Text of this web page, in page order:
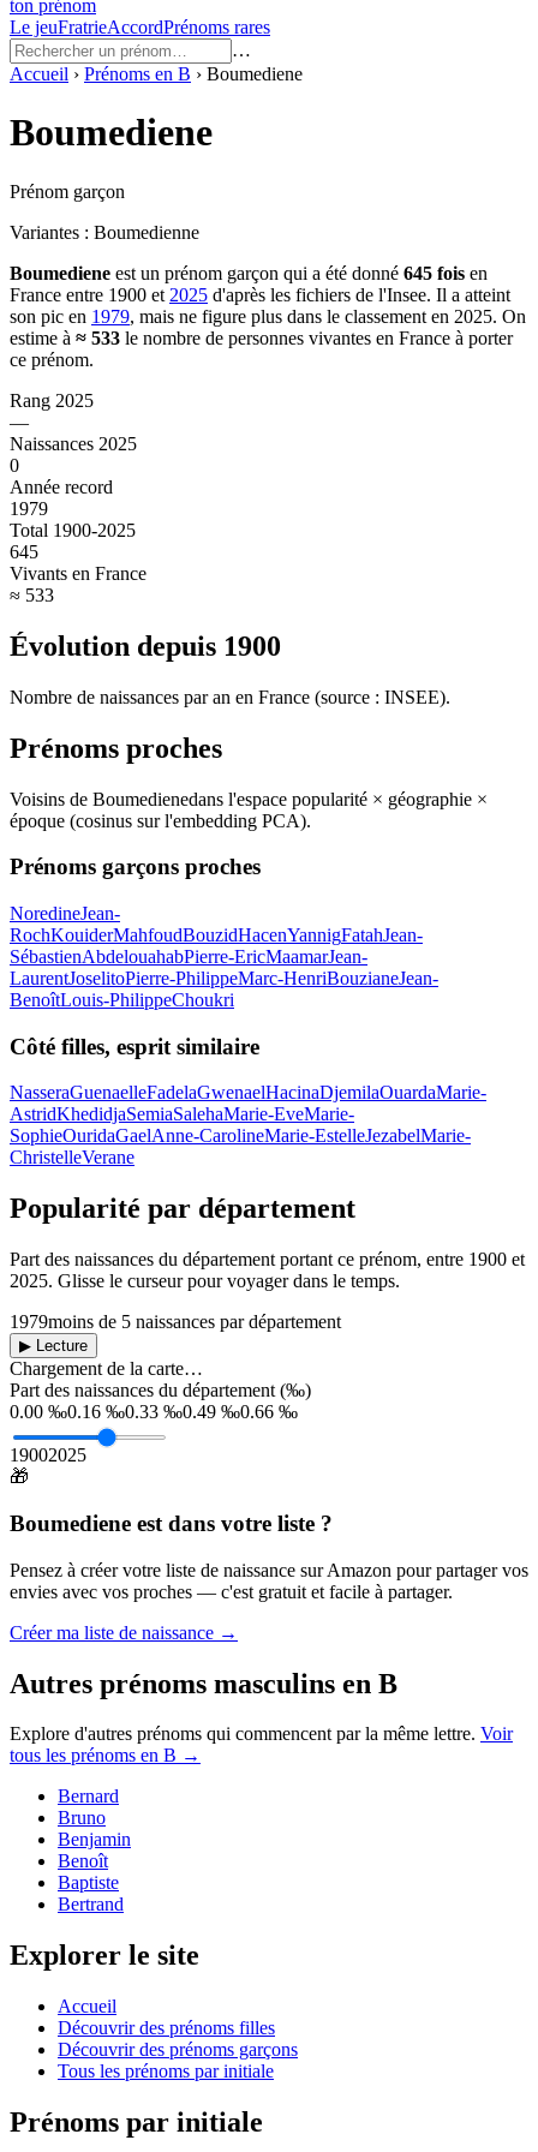
ton prénom
Le jeuFratrieAccordPrénoms rares
…
Accueil › Prénoms en B › Boumediene
Boumediene
Prénom garçon
Variantes : Boumedienne
Boumediene est un prénom garçon qui a été donné 645 fois en
France entre 1900 et 2025 d'après les fichiers de l'Insee. Il a atteint
son pic en 1979, mais ne figure plus dans le classement en 2025. On
estime à ≈ 533 le nombre de personnes vivantes en France à porter
ce prénom.
Rang 2025
—
Naissances 2025
0
Année record
1979
Total 1900-2025
645
Vivants en France
≈ 533
Évolution depuis 1900
Nombre de naissances par an en France (source : INSEE).
Prénoms proches
Voisins de Boumedienedans l'espace popularité × géographie ×
époque (cosinus sur l'embedding PCA).
Prénoms garçons proches
NoredineJean-
RochKouiderMahfoudBouzidHacenYannigFatahJean-
SébastienAbdelouahabPierre-EricMaamarJean-
LaurentJoselitoPierre-PhilippeMarc-HenriBouzianeJean-
BenoîtLouis-PhilippeChoukri
Côté filles, esprit similaire
NasseraGuenaelleFadelaGwenaelHacinaDjemilaOuardaMarie-
AstridKhedidjaSemiaSalehaMarie-EveMarie-
SophieOuridaGaelAnne-CarolineMarie-EstelleJezabelMarie-
ChristelleVerane
Popularité par département
Part des naissances du département portant ce prénom, entre 1900 et
2025. Glisse le curseur pour voyager dans le temps.
1979moins de 5 naissances par département
▶ Lecture
Chargement de la carte…
Part des naissances du département (‰)
0.00 ‰0.16 ‰0.33 ‰0.49 ‰0.66 ‰
19002025
🎁
Boumediene est dans votre liste ?
Pensez à créer votre liste de naissance sur Amazon pour partager vos
envies avec vos proches — c'est gratuit et facile à partager.
Créer ma liste de naissance →
Autres prénoms masculins en B
Explore d'autres prénoms qui commencent par la même lettre. Voir
tous les prénoms en B →
Bernard
Bruno
Benjamin
Benoît
Baptiste
Bertrand
Explorer le site
Accueil
Découvrir des prénoms filles
Découvrir des prénoms garçons
Tous les prénoms par initiale
Prénoms par initiale